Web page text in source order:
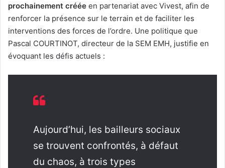
prochainement créée en partenariat avec Vivest, afin de
renforcer la présence sur le terrain et de faciliter les
interventions des forces de l’ordre. Une politique que
Pascal COURTINOT, directeur de la SEM EMH, justifie en
évoquant les défis actuels :
Aujourd’hui, les bailleurs sociaux
se trouvent confrontés, à défaut
du chaos, à trois types